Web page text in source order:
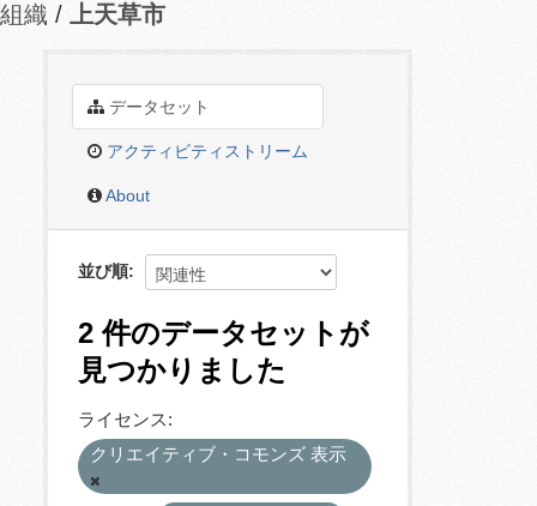
組織 上天草市
データセット
アクティビティストリーム
About
並び順
2 件のデータセットが
見つかりました
ライセンス:
クリエイティブ・コモンズ 表示